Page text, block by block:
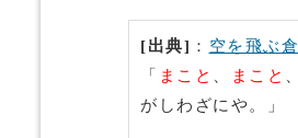
[出典] ： 空を飛ぶ倉
「
まこと 、 まこと
がしわざにや。」